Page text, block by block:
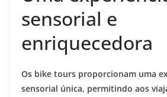
sensorial e
enriquecedora
Os bike tours proporcionam uma
sensorial única, permitindo aos